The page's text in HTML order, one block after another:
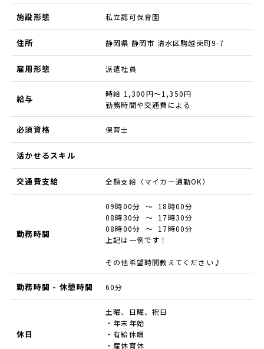
施設形態 私立認可保育園
住所 静岡県 静岡市 清水区駒越東町9-7
雇用形態 派遣社員
給与
時給 1,300円～1,350円
勤務時間や交通費による
必須資格 保育士
活かせるスキル
交通費支給 全額支給（マイカー通勤OK）
勤務時間
09時00分 ～ 18時00分
08時30分 ～ 17時30分
08時00分 ～ 17時00分
上記は一例です！
その他希望時間教えてください♪
勤務時間 - 休憩時間 60分
休日
土曜、日曜、祝日
・年末年始
・有給休暇
・産休育休